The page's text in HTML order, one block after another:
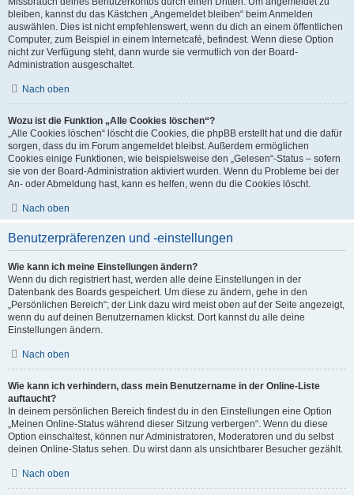
bleiben, kannst du das Kästchen „Angemeldet bleiben“ beim Anmelden
auswählen. Dies ist nicht empfehlenswert, wenn du dich an einem öffentlichen
Computer, zum Beispiel in einem Internetcafé, befindest. Wenn diese Option
nicht zur Verfügung steht, dann wurde sie vermutlich von der Board-
Administration ausgeschaltet.
Nach oben
Wozu ist die Funktion „Alle Cookies löschen“?
„Alle Cookies löschen“ löscht die Cookies, die phpBB erstellt hat und die dafür
sorgen, dass du im Forum angemeldet bleibst. Außerdem ermöglichen
Cookies einige Funktionen, wie beispielsweise den „Gelesen“-Status – sofern
sie von der Board-Administration aktiviert wurden. Wenn du Probleme bei der
An- oder Abmeldung hast, kann es helfen, wenn du die Cookies löscht.
Nach oben
Benutzerpräferenzen und -einstellungen
Wie kann ich meine Einstellungen ändern?
Wenn du dich registriert hast, werden alle deine Einstellungen in der
Datenbank des Boards gespeichert. Um diese zu ändern, gehe in den
„Persönlichen Bereich“; der Link dazu wird meist oben auf der Seite angezeigt,
wenn du auf deinen Benutzernamen klickst. Dort kannst du alle deine
Einstellungen ändern.
Nach oben
Wie kann ich verhindern, dass mein Benutzername in der Online-Liste
auftaucht?
In deinem persönlichen Bereich findest du in den Einstellungen eine Option
„Meinen Online-Status während dieser Sitzung verbergen“. Wenn du diese
Option einschaltest, können nur Administratoren, Moderatoren und du selbst
deinen Online-Status sehen. Du wirst dann als unsichtbarer Besucher gezählt.
Nach oben